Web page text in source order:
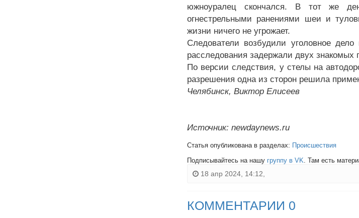
южноуралец скончался. В тот же
огнестрельными ранениями шеи и
жизни ничего не угрожает.
Следователи возбудили уголовное
расследования задержали двух знакомых
По версии следствия, у стелы на
разрешения одна из сторон решила
Челябинск, Виктор Елисеев
Источник: newdaynews.ru
Статья опубликована в разделах: Происшествия
Подписывайтесь на нашу группу в VK. Там есть
18 апр 2024, 14:12,
КОММЕНТАРИИ 0